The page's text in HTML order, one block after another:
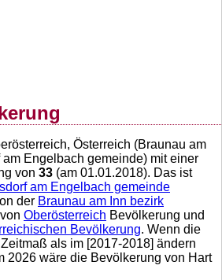
Österreich (Braunau am
am Engelbach gemeinde) mit einer
von 33 (am 01.01.2018). Das ist
am Engelbach gemeinde
der Braunau am Inn bezirk
von Oberösterreich Bevölkerung und
Bevölkerung. Wenn die
als im [2017-2018] ändern
2026 wäre die Bevölkerung von Hart